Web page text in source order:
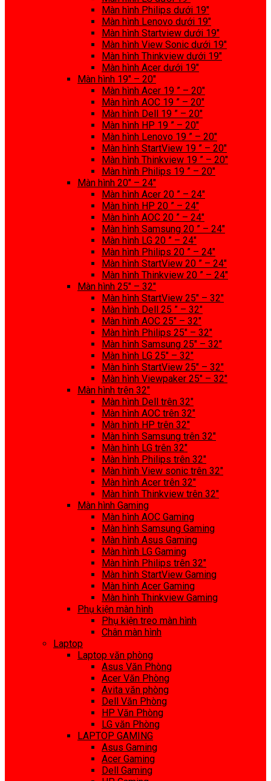
Màn hình Philips dưới 19″
Màn hình Lenovo dưới 19″
Màn hình Startview dưới 19″
Màn hình View Sonic dưới 19″
Màn hình Thinkview dưới 19″
Màn hình Acer dưới 19″
Màn hình 19″ – 20″
Màn hình Acer 19 ” – 20″
Màn hình AOC 19 ” – 20″
Màn hình Dell 19 ” – 20″
Màn hình HP 19 ” – 20″
Màn hình Lenovo 19 ” – 20″
Màn hình StartView 19 ” – 20″
Màn hình Thinkview 19 ” – 20″
Màn hình Philips 19 ” – 20″
Màn hình 20″ – 24″
Màn hình Acer 20 ” – 24″
Màn hình HP 20 ” – 24″
Màn hình AOC 20 ” – 24″
Màn hình Samsung 20 ” – 24″
Màn hình LG 20 ” – 24″
Màn hình Philips 20 ” – 24″
Màn hình StartView 20 ” – 24″
Màn hình Thinkview 20 ” – 24″
Màn hình 25″ – 32″
Màn hình StartView 25″ – 32″
Màn hình Dell 25 ” – 32″
Màn hình AOC 25″ – 32″
Màn hình Philips 25″ – 32″
Màn hình Samsung 25″ – 32″
Màn hình LG 25″ – 32″
Màn hình StartView 25″ – 32″
Màn hình Viewpaker 25″ – 32″
Màn hình trên 32″
Màn hình Dell trên 32″
Màn hình AOC trên 32″
Màn hình HP trên 32″
Màn hình Samsung trên 32″
Màn hình LG trên 32″
Màn hình Philips trên 32″
Màn hình View sonic trên 32″
Màn hình Acer trên 32″
Màn hình Thinkview trên 32″
Màn hình Gaming
Màn hình AOC Gaming
Màn hình Samsung Gaming
Màn hình Asus Gaming
Màn hình LG Gaming
Màn hình Philips trên 32″
Màn hình StartView Gaming
Màn hình Acer Gaming
Màn hình Thinkview Gaming
Phụ kiện màn hình
Phụ kiện treo màn hình
Chân màn hình
Laptop
Laptop văn phòng
Asus Văn Phòng
Acer Văn Phòng
Avita văn phòng
Dell Văn Phòng
HP Văn Phòng
LG văn Phòng
LAPTOP GAMING
Asus Gaming
Acer Gaming
Dell Gaming